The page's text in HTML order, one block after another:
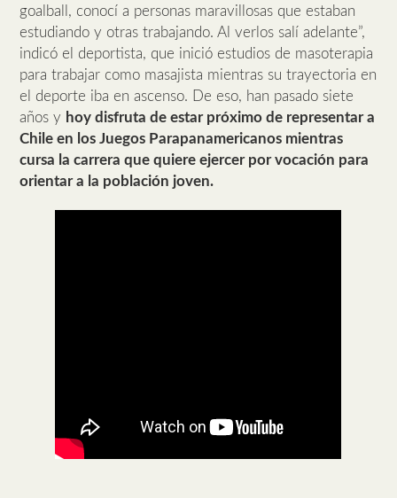
goalball, conocí a personas maravillosas que estaban
estudiando y otras trabajando. Al verlos salí adelante”,
indicó el deportista, que inició estudios de masoterapia
para trabajar como masajista mientras su trayectoria en
el deporte iba en ascenso. De eso, han pasado siete
años y hoy disfruta de estar próximo de representar a
Chile en los Juegos Parapanamericanos mientras
cursa la carrera que quiere ejercer por vocación para
orientar a la población joven.